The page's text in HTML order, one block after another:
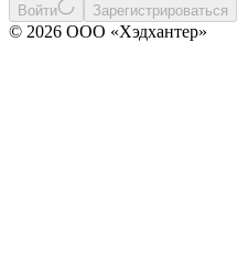
Войти Зарегистрироваться
© 2026 ООО «Хэдхантер»